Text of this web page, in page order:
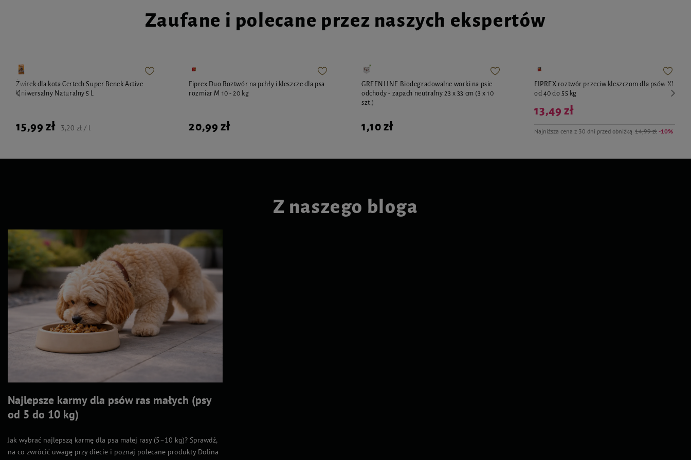
Zaufane i polecane przez naszych ekspertów
Żwirek dla kota Certech Super Benek Active
Uniwersalny Naturalny 5 L
15,99 zł 3,20 zł / l
Fiprex Duo Roztwór na pchły i kleszcze dla psa
rozmiar M 10 - 20 kg
20,99 zł
GREENLINE Biodegradowalne worki na psie
odchody - zapach neutralny 23 x 33 cm (3 x 10
szt.)
1,10 zł
FIPREX roztwór przeciw kleszczom dla psów XL
od 40 do 55 kg
Najniższa cena z 30 dni przed obniżką 14,99 zł -10%
13,49 zł
Z naszego bloga
Najlepsze karmy dla psów ras małych (psy
od 5 do 10 kg)
Jak wybrać najlepszą karmę dla psa małej rasy (5–10 kg)? Sprawdź,
na co zwrócić uwagę przy diecie i poznaj polecane produkty Dolina